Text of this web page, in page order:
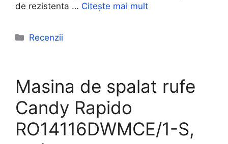
de rezistenta … Citește mai mult
Categorii
Recenzii
Masina de spalat rufe
Candy Rapido
RO14116DWMCE/1-S,